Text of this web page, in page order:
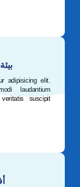
adipisicing elit.
laudantium
suscipit